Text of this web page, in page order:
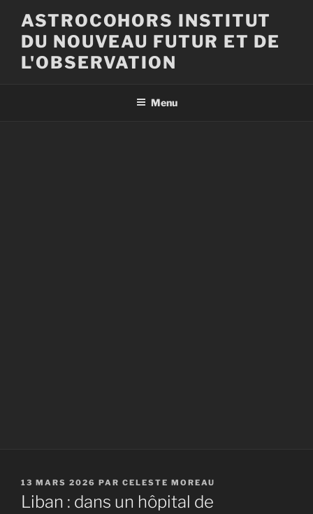
contenu
principal
ASTROCOHORS INSTITUT
DU NOUVEAU FUTUR ET DE
L'OBSERVATION
Menu
PUBLIÉ
LE
13 MARS 2026 PAR CELESTE MOREAU
Liban : dans un hôpital de